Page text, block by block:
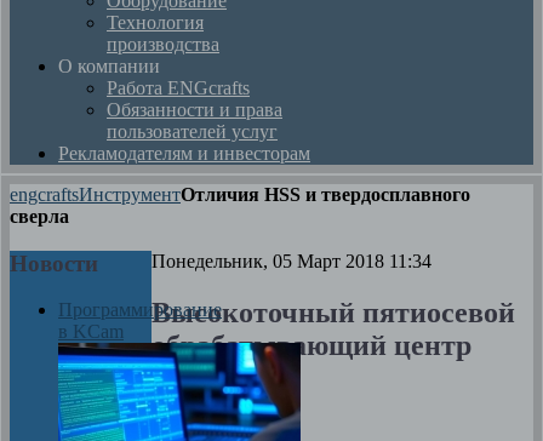
Технология
производства
О компании
Работа ENGcrafts
Обязанности и права
пользователей услуг
Рекламодателям и инвесторам
engcraftsИнструментОтличия HSS и твердосплавного
сверла
Понедельник, 05 Март 2018 11:34
Высокоточный пятиосевой
обрабатывающий центр
HSC Triton
АвторМаксим
Новости
Программирование
в KCam